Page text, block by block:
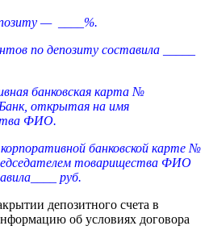
— ____%.
по депозиту составила _____
банковская карта №
открытая на имя
ФИО.
банковской карте №
товарищества ФИО
руб.
депозитного счета в
об условиях договора